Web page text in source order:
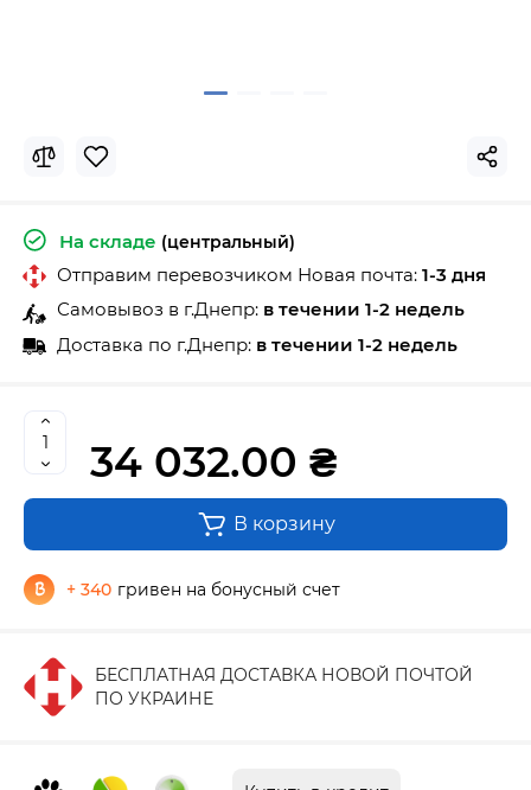
На складе (центральный)
Отправим перевозчиком Новая почта: 1-3 дня
Самовывоз в г.Днепр: в течении 1-2 недель
Доставка по г.Днепр: в течении 1-2 недель
34 032.00 ₴
В корзину
+ 340 гривен на бонусный счет
БЕСПЛАТНАЯ ДОСТАВКА НОВОЙ ПОЧТОЙ
ПО УКРАИНЕ